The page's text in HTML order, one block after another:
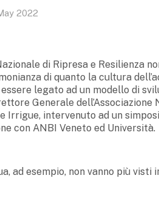
2022
di Ripresa e Resilienza
di quanto la cultura
essere legato ad un modello di
Generale
Irrigue, intervenuto ad un
con ANBI Veneto ed Università.
ad esempio, non vanno più visti